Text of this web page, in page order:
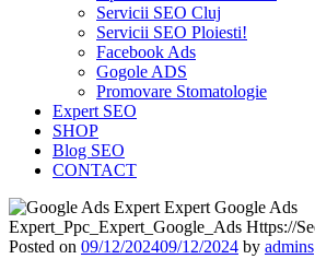
Servicii SEO Cluj
Servicii SEO Ploiesti!
Facebook Ads
Gogole ADS
Promovare Stomatologie
Expert SEO
SHOP
Blog SEO
CONTACT
Posted on 09/12/202409/12/2024 by admins